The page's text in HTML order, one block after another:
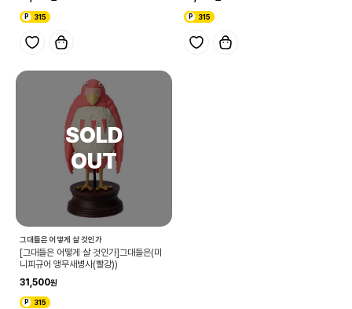
315 315
그대들은 어떻게 살 것인가
[그대들은 어떻게 살 것인가]그대들은(미
니피규어 앵무새병사(빨강))
31,500
315